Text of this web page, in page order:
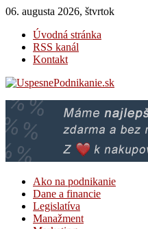
06. augusta 2026, štvrtok
Úvodná stránka
RSS kanál
Kontakt
UspesnePodnikanie.sk
Magazín pre úspešné podnikanie
Ako na podnikanie
Dane a financie
Legislatíva
Manažment